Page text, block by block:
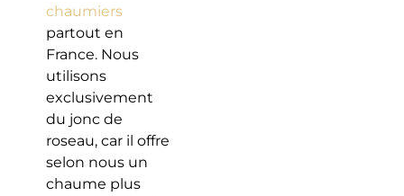
chaumiers
partout en
France. Nous
utilisons
exclusivement
du jonc de
roseau, car il offre
selon nous un
chaume plus